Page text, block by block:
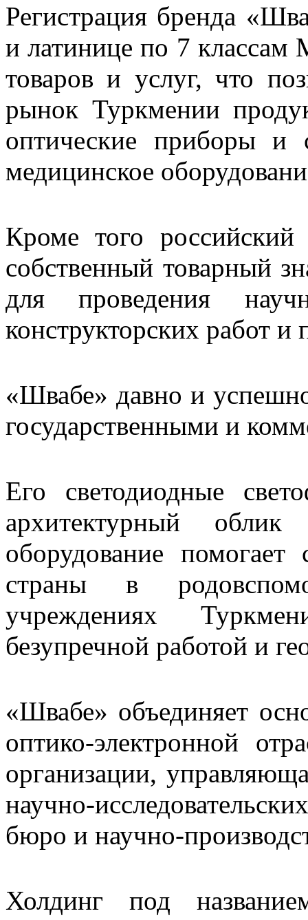
Регистрация бренда
и латинице по 7 классам
товаров и услуг, что
рынок Туркмении
оптические приборы и
медицинское
Кроме того российский
собственный товарный
для проведения
конструкторских работ
«Швабе» давно и
государственными и
Его светодиодные
архитектурный
оборудование
страны в
учреждениях
безупречной работой и
«Швабе» объединяет
оптико-электронной
организации,
научно-
бюро и научно-
Холдинг под